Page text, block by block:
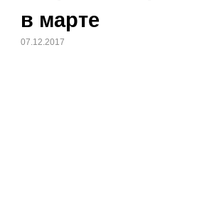
в марте
07.12.2017